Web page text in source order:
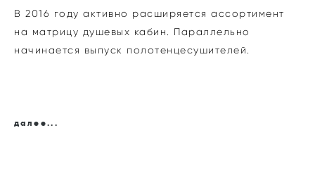
В 2016 году активно расширяется ассортимент
на матрицу душевых кабин. Параллельно
начинается выпуск полотенцесушителей.
далее...